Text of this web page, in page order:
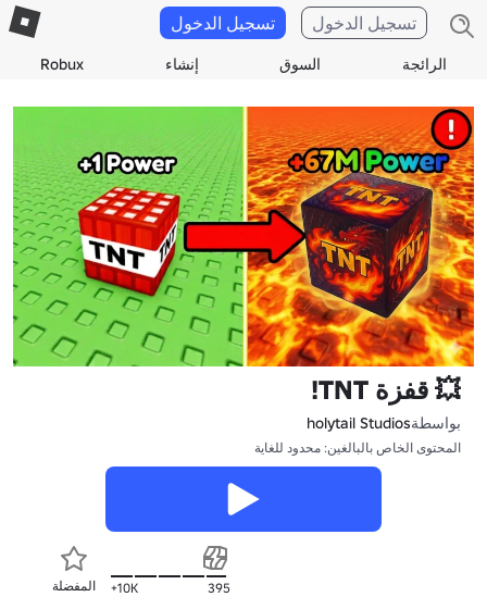
الرائجة السوق إنشاء Robux
تسجيل الدخول تسجيل الدخول
💥 قفزة TNT!
بواسطةholytail Studios
المحتوى الخاص بالبالغين: محدود للغاية
المفضلة 10K+ 395